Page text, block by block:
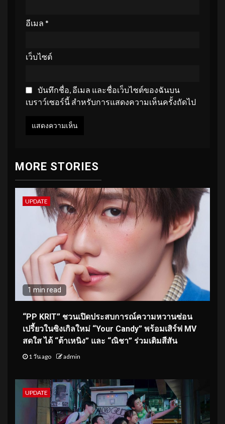
อีเมล *
เว็บไซต์
บันทึกชื่อ, อีเมล และชื่อเว็บไซต์ของฉันบน
เบราว์เซอร์นี้ สำหรับการแสดงความเห็นครั้งถัดไป
MORE STORIES
UPDATE
1 min read
“PP KRIT” ชวนเปิดประสบการณ์ความหวานซ่อน
เปรี้ยวในซิงเกิลใหม่ “Your Candy” พร้อมเสิร์ฟ MV
สดใส ได้ “ต้าเหนิง” และ “ณิชา” ร่วมเติมสีสัน
1 วัน ago admin
UPDATE